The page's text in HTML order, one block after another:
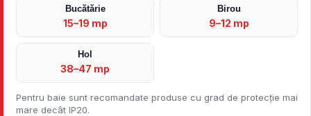
Bucătărie
15–19 mp
Birou
9–12 mp
Hol
38–47 mp
Pentru baie sunt recomandate produse cu grad de protecție mai
mare decât IP20.